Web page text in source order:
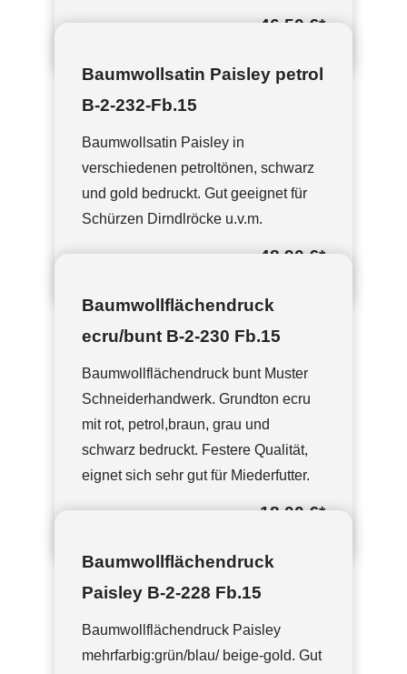
46,50 €*
Baumwollsatin Paisley petrol
B-2-232-Fb.15
Baumwollsatin Paisley in
verschiedenen petroltönen, schwarz
und gold bedruckt. Gut geeignet für
Schürzen Dirndlröcke u.v.m.
48,90 €*
Baumwollflächendruck
ecru/bunt B-2-230 Fb.15
Baumwollflächendruck bunt Muster
Schneiderhandwerk. Grundton ecru
mit rot, petrol,braun, grau und
schwarz bedruckt. Festere Qualität,
eignet sich sehr gut für Miederfutter.
18,00 €*
Baumwollflächendruck
Paisley B-2-228 Fb.15
Baumwollflächendruck Paisley
mehrfarbig:grün/blau/ beige-gold. Gut